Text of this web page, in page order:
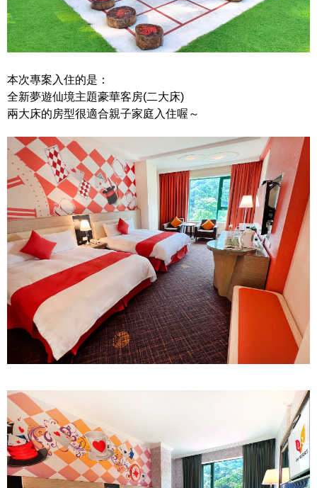
本次專案入住的是：
全新夢遊仙境主題豪華客房(二大床)
兩大床的房型很適合親子家庭入住喔～